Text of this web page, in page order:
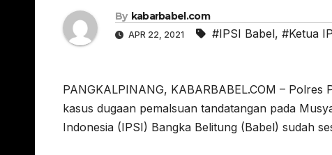
By kabarbabel.com
APR 22, 2021 #IPSI Babel, #Ketua
PANGKALPINANG, KABARBABEL.COM –
kasus dugaan pemalsuan tandatangan pada
Indonesia (IPSI) Bangka Belitung (Babel) sudah